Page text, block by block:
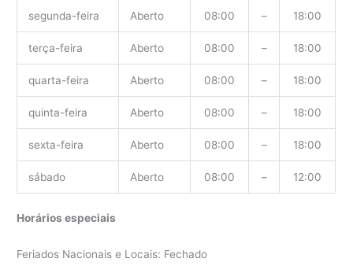
segunda-feira Aberto 08:00 – 18:00
terça-feira Aberto 08:00 – 18:00
quarta-feira Aberto 08:00 – 18:00
quinta-feira Aberto 08:00 – 18:00
sexta-feira Aberto 08:00 – 18:00
sábado Aberto 08:00 – 12:00
Horários especiais
Feriados Nacionais e Locais: Fechado